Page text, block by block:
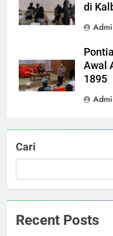
di
Awal
1895
Cari
Recent Posts